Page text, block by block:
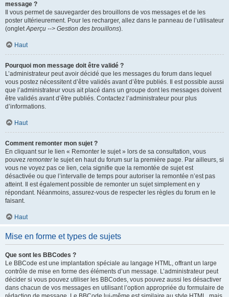
message ?
Il vous permet de sauvegarder des brouillons de vos messages et de les
poster ultérieurement. Pour les recharger, allez dans le panneau de l’utilisateur
(ongletAperçu --> Gestion des brouillons).
Haut
Pourquoi mon message doit être validé ?
L’administrateur peut avoir décidé que les messages du forum dans lequel
vous postez nécessitent d’être validés avant d’être publiés. Il est possible aussi
que l’administrateur vous ait placé dans un groupe dont les messages doivent
être validés avant d’être publiés. Contactez l’administrateur pour plus
d’informations.
Haut
Comment remonter mon sujet ?
En cliquant sur le lien « Remonter le sujet » lors de sa consultation, vous
pouvez remonterle sujet en haut du forum sur la première page. Par ailleurs, si
vous ne voyez pas ce lien, cela signifie que la remontée de sujet est
désactivée ou que l’intervalle de temps pour autoriser la remontée n’est pas
atteint. Il est également possible de remonter un sujet simplement en y
répondant. Néanmoins, assurez-vous de respecter les règles du forum en le
faisant.
Haut
Mise en forme et types de sujets
Que sont les BBCodes ?
Le BBCode est une implantation spéciale au langage HTML, offrant un large
contrôle de mise en forme des éléments d’un message. L’administrateur peut
décider si vous pouvez utiliser les BBCodes, vous pouvez aussi les désactiver
dans chacun de vos messages en utilisant l’option appropriée du formulaire de